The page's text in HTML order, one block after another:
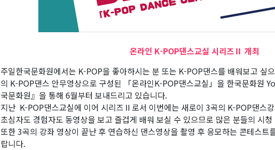
온라인 K-POP댄스교실 시리즈Ⅱ 개최
주일한국문화원에서는 K-POP을 좋아하시는 분 또는 K-POP댄스를 배워보고 싶
의 K-POP댄스 안무영상으로 구성된 「온라인K-POP댄스교실」을 한국문화원
국문화원』을 통해 6월부터 보내드리고 있습니다.
지난 K-POP댄스교실에 이어 시리즈Ⅱ로서 이번에는 새로이 3곡의 K-POP댄스
초심자도 경험자도 동영상을 보고 즐겁게 배워 보실 수 있으므로 많은 분들의 시
또한 3곡의 강좌 영상이 끝난 후 연습하신 댄스영상을 촬영 후 응모하는 콘테스트
랍니다.